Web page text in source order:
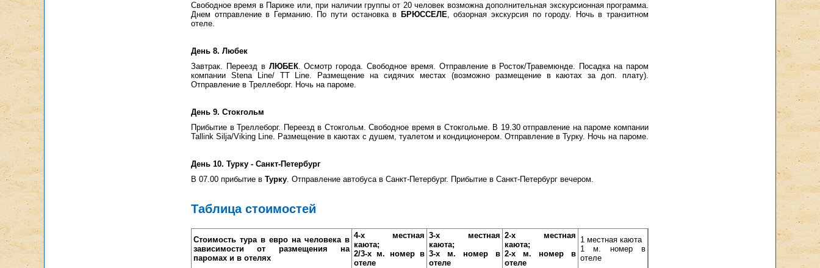
Свободное время в Париже или, при наличии группы от 20 человек возможна дополнительная экскурсионная программа.
Днем отправление в Германию. По пути остановка в БРЮССЕЛЕ, обзорная экскурсия по городу. Ночь в транзитном
отеле.
День 8. Любек
Завтрак. Переезд в ЛЮБЕК. Осмотр города. Свободное время. Отправление в Росток/Травемюнде. Посадка на паром
компании Stena Line/ TT Line. Размещение на сидячих местах (возможно размещение в каютах за доп. плату).
Отправление в Треллеборг. Ночь на пароме.
День 9. Стокгольм
Прибытие в Треллеборг. Переезд в Стокгольм. Свободное время в Стокгольме. В 19.30 отправление на пароме компании
Tallink Silja/Viking Line. Размещение в каютах с душем, туалетом и кондиционером. Отправление в Турку. Ночь на пароме.
День 10. Турку - Санкт-Петербург
В 07.00 прибытие в Турку. Отправление автобуса в Санкт-Петербург. Прибытие в Санкт-Петербург вечером.
Таблица стоимостей
Стоимость тура в евро на человека в
зависимости от размещения на
паромах и в отелях
4-х местная
каюта;
2/3-х м. номер в
отеле
3-х местная
каюта;
3-х м. номер в
отеле
2-х местная
каюта;
2-х м. номер в
отеле
1 местная каюта
1 м. номер в
отеле